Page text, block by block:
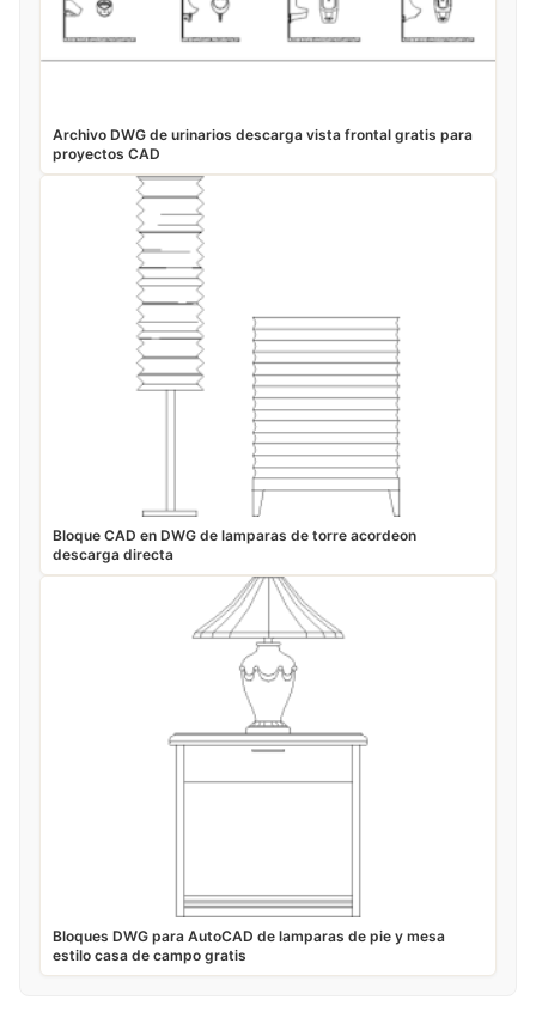
Archivo DWG de urinarios descarga vista frontal gratis para
proyectos CAD
Bloque CAD en DWG de lamparas de torre acordeon
descarga directa
Bloques DWG para AutoCAD de lamparas de pie y mesa
estilo casa de campo gratis